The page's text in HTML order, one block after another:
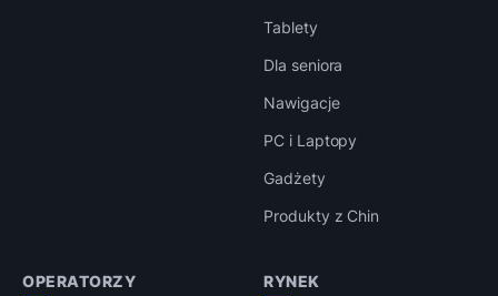
Tablety
Dla seniora
Nawigacje
PC i Laptopy
Gadżety
Produkty z Chin
OPERATORZY RYNEK